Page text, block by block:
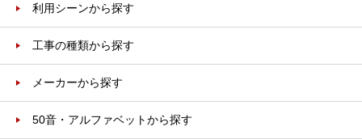
利用シーンから探す
工事の種類から探す
メーカーから探す
50音・アルファベットから探す